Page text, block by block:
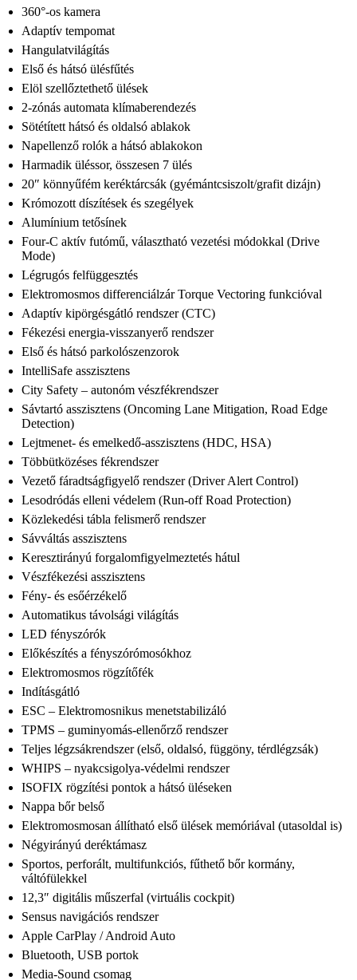
360°-os kamera
Adaptív tempomat
Hangulatvilágítás
Első és hátsó ülésfűtés
Elöl szellőztethető ülések
2-zónás automata klímaberendezés
Sötétített hátsó és oldalsó ablakok
Napellenző rolók a hátsó ablakokon
Harmadik üléssor, összesen 7 ülés
20″ könnyűfém keréktárcsák (gyémántcsiszolt/grafit dizájn)
Krómozott díszítések és szegélyek
Alumínium tetősínek
Four-C aktív futómű, választható vezetési módokkal (Drive
Mode)
Légrugós felfüggesztés
Elektromosmos differenciálzár Torque Vectoring funkcióval
Adaptív kipörgésgátló rendszer (CTC)
Fékezési energia-visszanyerő rendszer
Első és hátsó parkolószenzorok
IntelliSafe asszisztens
City Safety – autonóm vészfékrendszer
Sávtartó asszisztens (Oncoming Lane Mitigation, Road Edge
Detection)
Lejtmenet- és emelkedő-asszisztens (HDC, HSA)
Többütközéses fékrendszer
Vezető fáradtságfigyelő rendszer (Driver Alert Control)
Lesodródás elleni védelem (Run-off Road Protection)
Közlekedési tábla felismerő rendszer
Sávváltás asszisztens
Keresztirányú forgalomfigyelmeztetés hátul
Vészfékezési asszisztens
Fény- és esőérzékelő
Automatikus távolsági világítás
LED fényszórók
Előkészítés a fényszórómosókhoz
Elektromosmos rögzítőfék
Indításgátló
ESC – Elektromosnikus menetstabilizáló
TPMS – guminyomás-ellenőrző rendszer
Teljes légzsákrendszer (első, oldalsó, függöny, térdlégzsák)
WHIPS – nyakcsigolya-védelmi rendszer
ISOFIX rögzítési pontok a hátsó üléseken
Nappa bőr belső
Elektromosmosan állítható első ülések memóriával (utasoldal is)
Négyirányú deréktámasz
Sportos, perforált, multifunkciós, fűthető bőr kormány,
váltófülekkel
12,3″ digitális műszerfal (virtuális cockpit)
Sensus navigációs rendszer
Apple CarPlay / Android Auto
Bluetooth, USB portok
Media-Sound csomag